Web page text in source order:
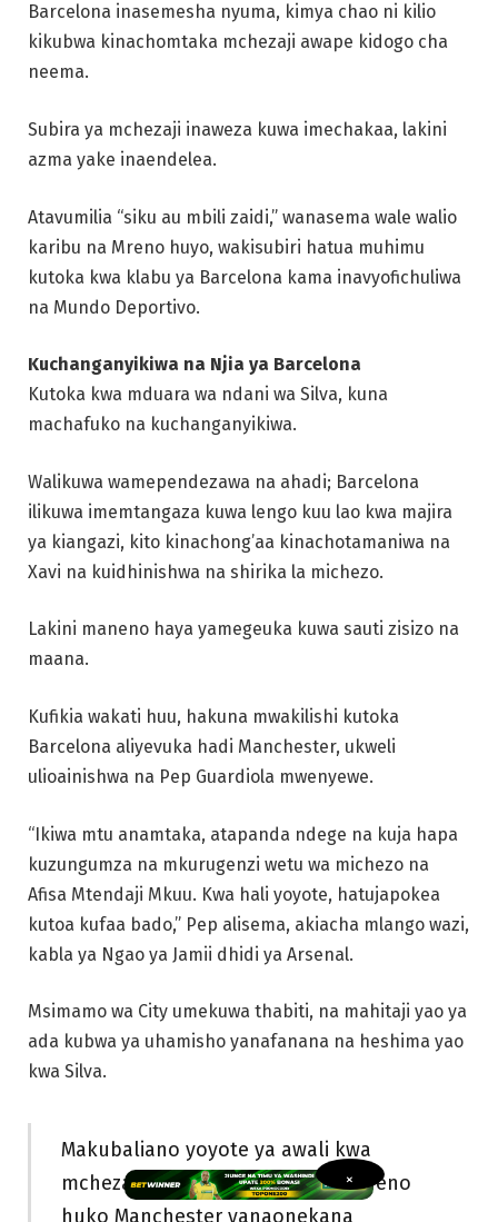
Barcelona inasemesha nyuma, kimya chao ni kilio
kikubwa kinachomtaka mchezaji awape kidogo cha
neema.
Subira ya mchezaji inaweza kuwa imechakaa, lakini
azma yake inaendelea.
Atavumilia “siku au mbili zaidi,” wanasema wale walio
karibu na Mreno huyo, wakisubiri hatua muhimu
kutoka kwa klabu ya Barcelona kama inavyofichuliwa
na Mundo Deportivo.
Kuchanganyikiwa na Njia ya Barcelona
Kutoka kwa mduara wa ndani wa Silva, kuna
machafuko na kuchanganyikiwa.
Walikuwa wamependezawa na ahadi; Barcelona
ilikuwa imemtangaza kuwa lengo kuu lao kwa majira
ya kiangazi, kito kinachong’aa kinachotamaniwa na
Xavi na kuidhinishwa na shirika la michezo.
Lakini maneno haya yamegeuka kuwa sauti zisizo na
maana.
Kufikia wakati huu, hakuna mwakilishi kutoka
Barcelona aliyevuka hadi Manchester, ukweli
ulioainishwa na Pep Guardiola mwenyewe.
“Ikiwa mtu anamtaka, atapanda ndege na kuja hapa
kuzungumza na mkurugenzi wetu wa michezo na
Afisa Mtendaji Mkuu. Kwa hali yoyote, hatujapokea
kutoa kufaa bado,” Pep alisema, akiacha mlango wazi,
kabla ya Ngao ya Jamii dhidi ya Arsenal.
Msimamo wa City umekuwa thabiti, na mahitaji yao ya
ada kubwa ya uhamisho yanafanana na heshima yao
kwa Silva.
Makubaliano yoyote ya awali kwa
mchezaji huyo wa kimataifa wa Kireno
huko Manchester yanaonekana
×